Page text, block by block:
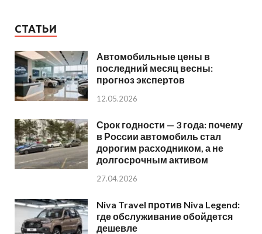
СТАТЬИ
Автомобильные цены в
последний месяц весны:
прогноз экспертов
12.05.2026
Срок годности — 3 года: почему
в России автомобиль стал
дорогим расходником, а не
долгосрочным активом
27.04.2026
Niva Travel против Niva Legend:
где обслуживание обойдется
дешевле